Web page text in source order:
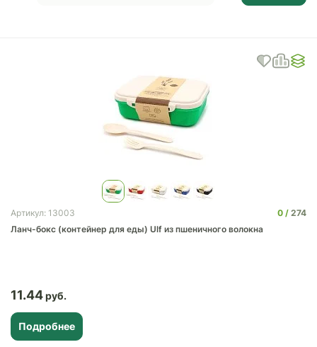
Артикул: 13003 0
274
Ланч-бокс (контейнер для еды) Ulf из пшеничного волокна
11.44
Подробнее